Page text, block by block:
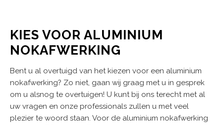
KIES VOOR ALUMINIUM
NOKAFWERKING
Bent u al overtuigd van het kiezen voor een aluminium
nokafwerking? Zo niet, gaan wij graag met u in gesprek
om u alsnog te overtuigen! U kunt bij ons terecht met al
uw vragen en onze professionals zullen u met veel
plezier te woord staan. Voor de aluminium nokafwerking